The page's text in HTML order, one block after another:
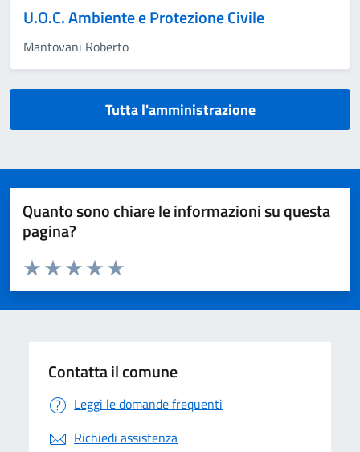
U.O.C. Ambiente e Protezione Civile
Mantovani Roberto
Tutta l'amministrazione
Quanto sono chiare le informazioni su questa
pagina?
Valuta da 1 a 5 stelle la pagina
Valuta 5 stelle su 5
Valuta 4 stelle su 5
Valuta 3 stelle su 5
Valuta 2 stelle su 5
Valuta 1 stelle su 5
Contatta il comune
Leggi le domande frequenti
Richiedi assistenza